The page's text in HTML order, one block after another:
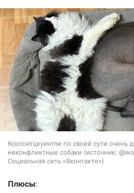
Ксолоитцкуинтли по своей сути очень
неконфликтные собаки
источник:
Социальная сеть «Вконтакте»
Плюсы: